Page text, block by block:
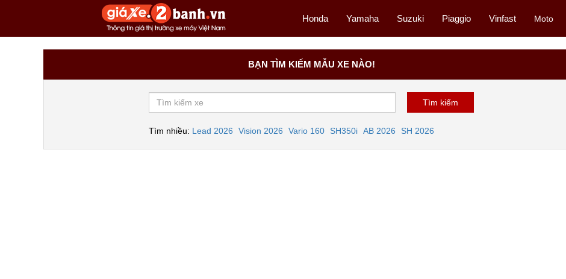
Honda Yamaha Suzuki Piaggio Vinfast Moto
BẠN TÌM KIẾM MẪU XE NÀO!
Tìm nhiều: Lead 2026 Vision 2026 Vario 160 SH350i AB 2026 SH 2026